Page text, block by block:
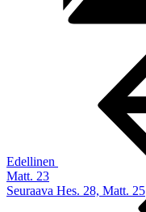
Edellinen
Matt. 23
Seuraava
Seuraava Hes. 28, Matt. 25